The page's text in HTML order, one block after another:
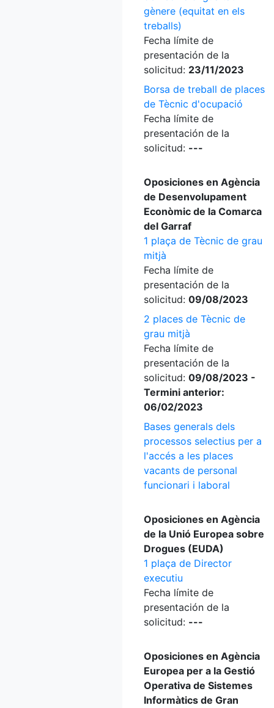
gènere (equitat en els
treballs)
Fecha límite de
presentación de la
solicitud: 23/11/2023
Borsa de treball de places
de Tècnic d'ocupació
Fecha límite de
presentación de la
solicitud: ---
Oposiciones en Agència
de Desenvolupament
Econòmic de la Comarca
del Garraf
1 plaça de Tècnic de grau
mitjà
Fecha límite de
presentación de la
solicitud: 09/08/2023
2 places de Tècnic de
grau mitjà
Fecha límite de
presentación de la
solicitud: 09/08/2023 -
Termini anterior:
06/02/2023
Bases generals dels
processos selectius per a
l'accés a les places
vacants de personal
funcionari i laboral
Oposiciones en Agència
de la Unió Europea sobre
Drogues (EUDA)
1 plaça de Director
executiu
Fecha límite de
presentación de la
solicitud: ---
Oposiciones en Agència
Europea per a la Gestió
Operativa de Sistemes
Informàtics de Gran